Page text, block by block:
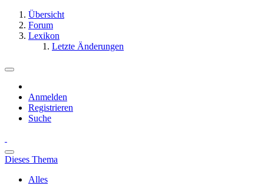
Übersicht
Forum
Lexikon
Letzte Änderungen
Anmelden
Registrieren
Suche
Dieses Thema
Alles